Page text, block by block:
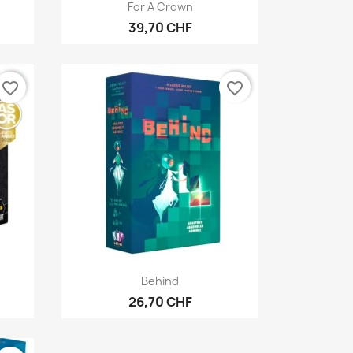
For A Crown
39,70 CHF
favorite_border
Vorschau
Behind
26,70 CHF
favorite_border